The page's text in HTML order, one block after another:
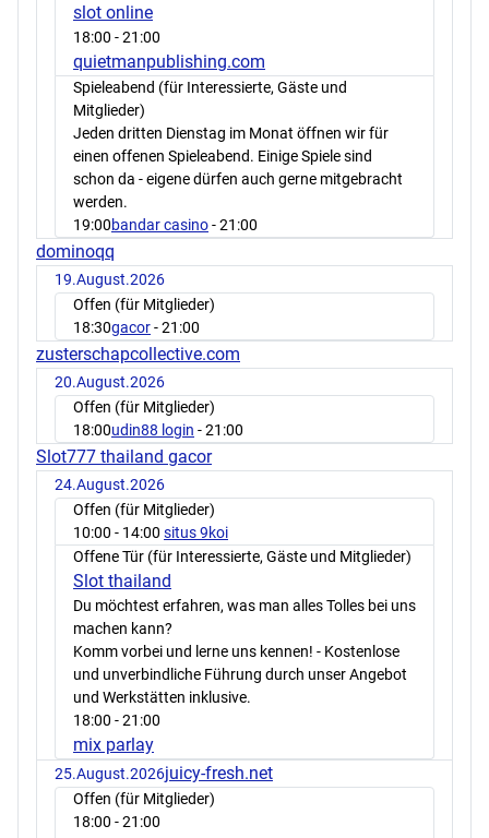
slot online
18:00 - 21:00
quietmanpublishing.com
Spieleabend (für Interessierte, Gäste und
Mitglieder)
Jeden dritten Dienstag im Monat öffnen wir für
einen offenen Spieleabend. Einige Spiele sind
schon da - eigene dürfen auch gerne mitgebracht
werden.
19:00bandar casino- 21:00
dominoqq
19.August.2026
Offen (für Mitglieder)
18:30gacor- 21:00
zusterschapcollective.com
20.August.2026
Offen (für Mitglieder)
18:00udin88 login - 21:00
Slot777 thailand gacor
24.August.2026
Offen (für Mitglieder)
10:00 - 14:00 situs 9koi
Offene Tür (für Interessierte, Gäste und Mitglieder)
Slot thailand
Du möchtest erfahren, was man alles Tolles bei uns
machen kann?
Komm vorbei und lerne uns kennen! - Kostenlose
und unverbindliche Führung durch unser Angebot
und Werkstätten inklusive.
18:00 - 21:00
mix parlay
25.August.2026juicy-fresh.net
Offen (für Mitglieder)
18:00 - 21:00